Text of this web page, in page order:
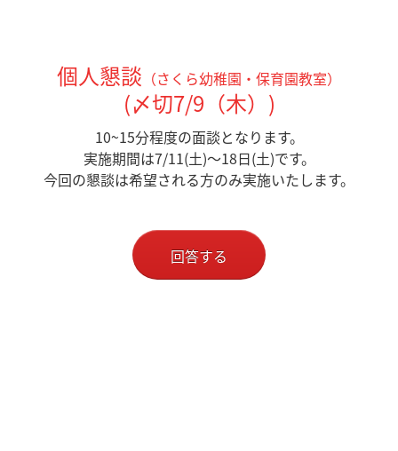
個人懇談 （さくら幼稚園・保育園教室）
​(〆切7/9（木）)
10~15分程度の面談となります。
実施期間は7/11(土)〜18日(土)です。
今回の懇談は希望される方のみ実施いたします。
回答する